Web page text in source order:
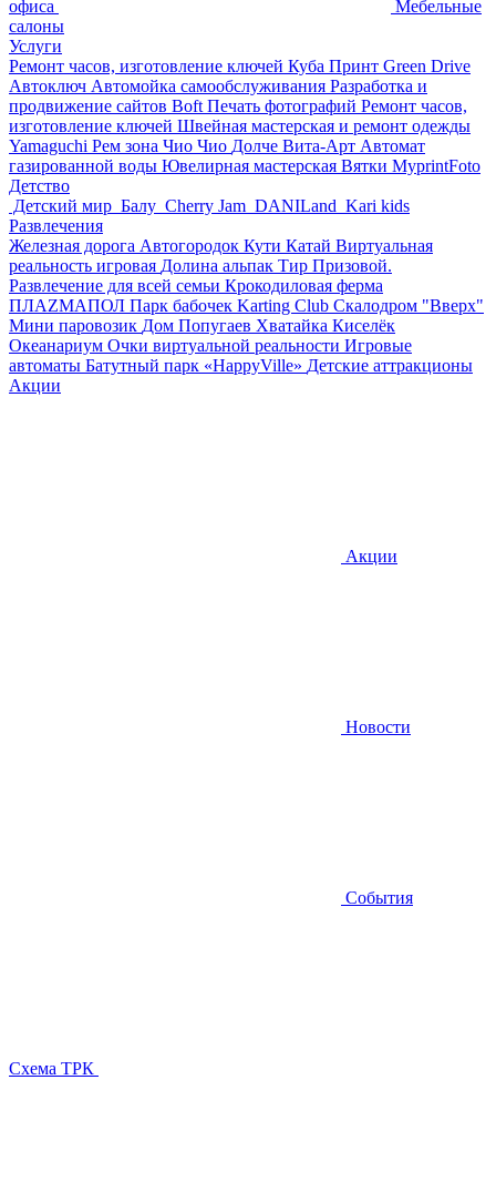
офиса
Мебельные
салоны
Услуги
Ремонт часов, изготовление ключей Куба Принт Green Drive
Автоключ Автомойка самообслуживания Разработка и
продвижение сайтов Boft Печать фотографий Ремонт часов,
изготовление ключей Швейная мастерская и ремонт одежды
Yamaguchi Рем зона Чио Чио Долче Вита-Арт Автомат
газированной воды Ювелирная мастерская Вятки MyprintFoto
Детство
Детский мир Балу Cherry Jam DANILand Kari kids
Развлечения
Железная дорога Автогородок Кути Катай Виртуальная
реальность игровая Долина альпак Тир Призовой.
Развлечение для всей семьи Крокодиловая ферма
ПЛАZМАПОЛ Парк бабочек Karting Club Скалодром "Вверх"
Мини паровозик Дом Попугаев Хватайка Киселёк
Океанариум Очки виртуальной реальности Игровые
автоматы Батутный парк «HappyVille» Детские аттракционы
Акции
Акции
Новости
События
Схема ТРК